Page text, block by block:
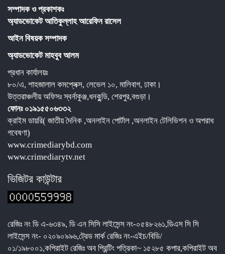
সম্পাদক ও প্রকাশকঃ
অ্যাডভোকেট আতিকুল্লাহ আরেফিন রাসেল
আইন বিষয়ক সম্পাদক
অ্যাডভোকেট মাহবুব আলম
প্রধান কার্যালয়ঃ
৮০/এ, শাহজালাল কমপ্লেক্স, লেভেল ১০, মালিবাগ, ঢাকা।
উত্তরাঞ্চলীয় অফ‌িসঃ স্বর্নাকুঞ্জ,ধনকুন্ড‌ি, শেরপুর,বগুড়া।
ফোনঃ ০১৯১৫৫০৬৩৩২
ক্রাইম ডায়রি( জাতীয় দৈনিক ,অনলাইন পোর্টাল ,অনলাইন টেলিভিশন ও অপরাধ
গবেষণা)
www.crimediarybd.com
www.crimediarytv.net
ভিজিটর কাউন্টার
রেজিঃ নং ডি এ-৬৩৪৯, ডি এন সিসি লাইসেন্স নং-০৫৪৮২৬১,ডিএস সি সি
লাইসেন্স নং- ০২০৯০৯৯৬,ট্রেড মার্ক রেজিঃ নং-এইচ/বিডি/
০১/১৯৮০০১,কপিরাইট রেজিঃ অব প্রিন্টিং পত্র‌িকা~ ১৫২৮৫ কপার,কপিরাইট অব